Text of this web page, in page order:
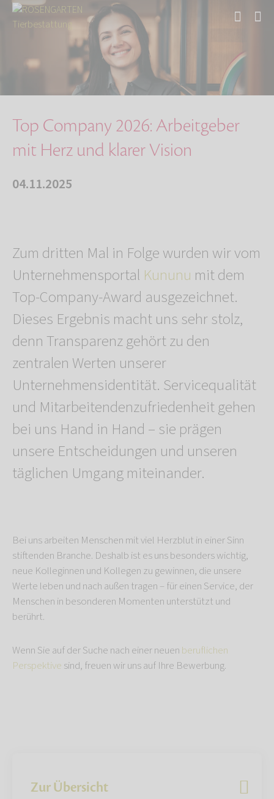
Über uns
Aktuelles
Auszeichnung für Top Arbeitgeber 2026
Top Company 2026: Arbeitgeber
mit Herz und klarer Vision
04.11.2025
Zum dritten Mal in Folge wurden wir vom
Unternehmensportal Kununu mit dem
Top-Company-Award ausgezeichnet.
Dieses Ergebnis macht uns sehr stolz,
denn Transparenz gehört zu den
zentralen Werten unserer
Unternehmensidentität. Servicequalität
und Mitarbeitendenzufriedenheit gehen
bei uns Hand in Hand – sie prägen
unsere Entscheidungen und unseren
täglichen Umgang miteinander.
Bei uns arbeiten Menschen mit viel Herzblut in einer Sinn
stiftenden Branche. Deshalb ist es uns besonders wichtig,
neue Kolleginnen und Kollegen zu gewinnen, die unsere
Werte leben und nach außen tragen – für einen Service, der
Menschen in besonderen Momenten unterstützt und
berührt.
Wenn Sie auf der Suche nach einer neuen beruflichen
Perspektive sind, freuen wir uns auf Ihre Bewerbung.
Zur Übersicht